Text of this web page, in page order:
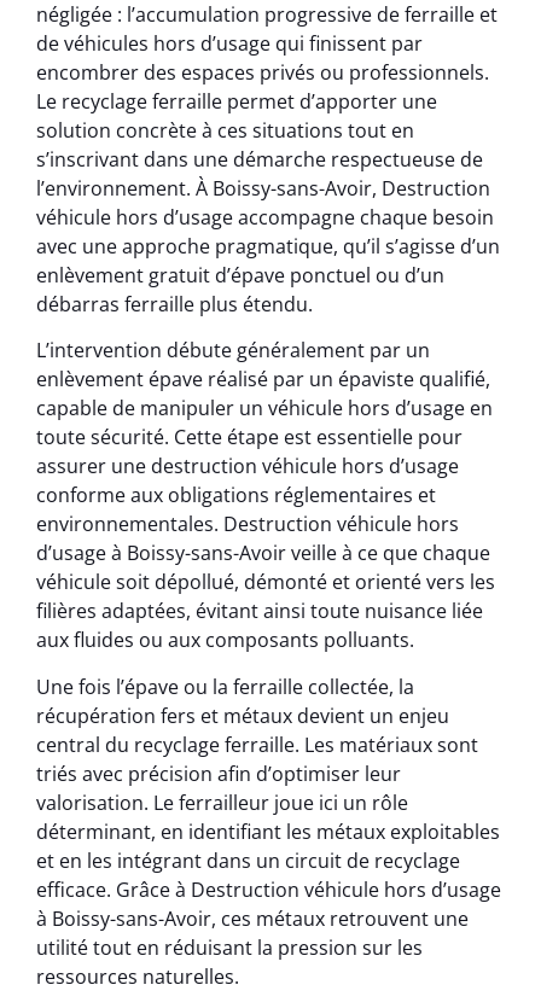
négligée : l’accumulation progressive de ferraille et
de véhicules hors d’usage qui finissent par
encombrer des espaces privés ou professionnels.
Le recyclage ferraille permet d’apporter une
solution concrète à ces situations tout en
s’inscrivant dans une démarche respectueuse de
l’environnement. À Boissy-sans-Avoir, Destruction
véhicule hors d’usage accompagne chaque besoin
avec une approche pragmatique, qu’il s’agisse d’un
enlèvement gratuit d’épave ponctuel ou d’un
débarras ferraille plus étendu.
L’intervention débute généralement par un
enlèvement épave réalisé par un épaviste qualifié,
capable de manipuler un véhicule hors d’usage en
toute sécurité. Cette étape est essentielle pour
assurer une destruction véhicule hors d’usage
conforme aux obligations réglementaires et
environnementales. Destruction véhicule hors
d’usage à Boissy-sans-Avoir veille à ce que chaque
véhicule soit dépollué, démonté et orienté vers les
filières adaptées, évitant ainsi toute nuisance liée
aux fluides ou aux composants polluants.
Une fois l’épave ou la ferraille collectée, la
récupération fers et métaux devient un enjeu
central du recyclage ferraille. Les matériaux sont
triés avec précision afin d’optimiser leur
valorisation. Le ferrailleur joue ici un rôle
déterminant, en identifiant les métaux exploitables
et en les intégrant dans un circuit de recyclage
efficace. Grâce à Destruction véhicule hors d’usage
à Boissy-sans-Avoir, ces métaux retrouvent une
utilité tout en réduisant la pression sur les
ressources naturelles.